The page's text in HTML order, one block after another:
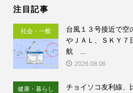
注目記事
社会・一般
台風１３号接近で空
やＪＡＬ、ＳＫＹ７
航 ...
2026.08.06
健康・暮らし
チョイソコ友利線、